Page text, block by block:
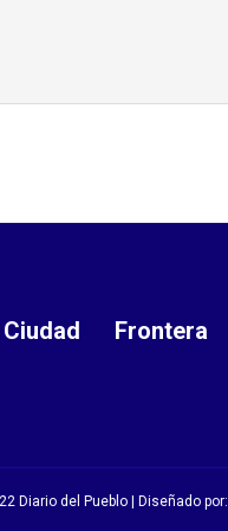
Ciudad Frontera
Diario del Pueblo | Diseñado por: